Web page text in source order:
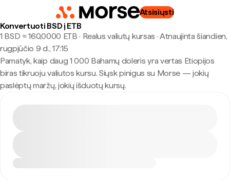
Atsisiųsti
Konvertuoti BSD į ETB
1 BSD ≈ 160,0000 ETB · Realus valiutų kursas ·Atnaujinta šiandien,
rugpjūčio 9 d., 17:15
Pamatyk, kaip daug 1 000 Bahamų doleris yra vertas Etiopijos
biras tikruoju valiutos kursu. Siųsk pinigus su Morse — jokių
paslėptų maržų, jokių išduotų kursų.